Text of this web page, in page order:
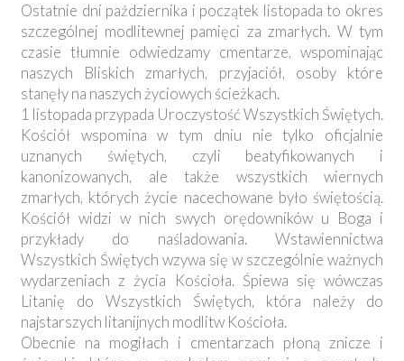
Ostatnie dni października i początek listopada to okres
szczególnej modlitewnej pamięci za zmarłych. W tym
czasie tłumnie odwiedzamy cmentarze, wspominając
naszych Bliskich zmarłych, przyjaciół, osoby które
stanęły na naszych życiowych ścieżkach.
1 listopada przypada Uroczystość Wszystkich Świętych.
Kościół wspomina w tym dniu nie tylko oficjalnie
uznanych świętych, czyli beatyfikowanych i
kanonizowanych, ale także wszystkich wiernych
zmarłych, których życie nacechowane było świętością.
Kościół widzi w nich swych orędowników u Boga i
przykłady do naśladowania. Wstawiennictwa
Wszystkich Świętych wzywa się w szczególnie ważnych
wydarzeniach z życia Kościoła. Śpiewa się wówczas
Litanię do Wszystkich Świętych, która należy do
najstarszych litanijnych modlitw Kościoła.
Obecnie na mogiłach i cmentarzach płoną znicze i